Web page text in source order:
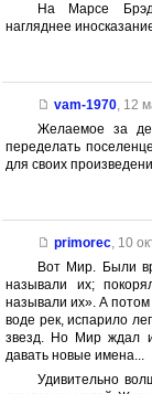
На Марсе
нагляднее
vam-1970, 12
Желаемое за
переделать
для своих
primorec, 10
Вот Мир. Были
называли их;
называли их». А
воде рек, испарило
звезд. Но Мир ждал
давать новые имена...
Удивительно